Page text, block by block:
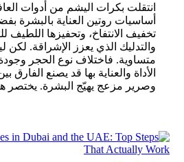
انتقلت بكرات اليشم من أدوات
أساسيات روتين العناية بالبشرة
تخفيف الانتفاخ، وتحفيزها اللطيف
والتدليك الذي يعزز الإشراقة.
متساوية. فاختلاف نوع الحجر وجودة
الأداة والعناية بها قد يصنع الفارق
وصرير مزعج يهيّج البشرة. يختصر